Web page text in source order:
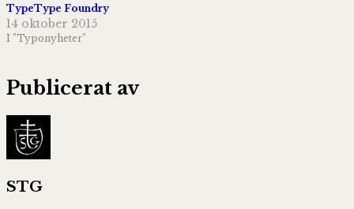
TypeType Foundry
14 oktober 2015
I ”Typonyheter”
Publicerat av
STG